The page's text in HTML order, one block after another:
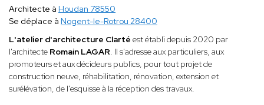
Architecte à Houdan 78550
Se déplace à Nogent-le-Rotrou 28400
L'atelier d'architecture Clarté est établi depuis 2020 par
l'architecte Romain LAGAR. Il s'adresse aux particuliers, aux
promoteurs et aux décideurs publics, pour tout projet de
construction neuve, réhabilitation, rénovation, extension et
surélévation, de l'esquisse à la réception des travaux.